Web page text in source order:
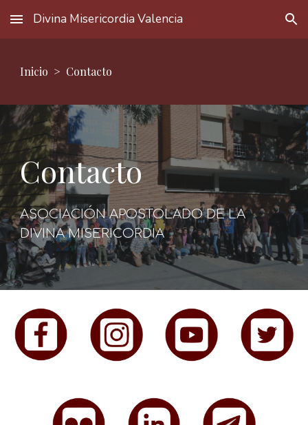
Skip to main content Skip to navigation
Divina Misericordia Valencia
Inicio > Contacto
Contacto
ASOCIACIÓN APOSTOLADO DE LA
DIVINA MISERICORDIA